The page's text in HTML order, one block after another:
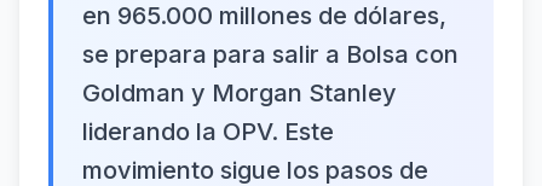
en 965.000 millones de dólares,
se prepara para salir a Bolsa con
Goldman y Morgan Stanley
liderando la OPV. Este
movimiento sigue los pasos de